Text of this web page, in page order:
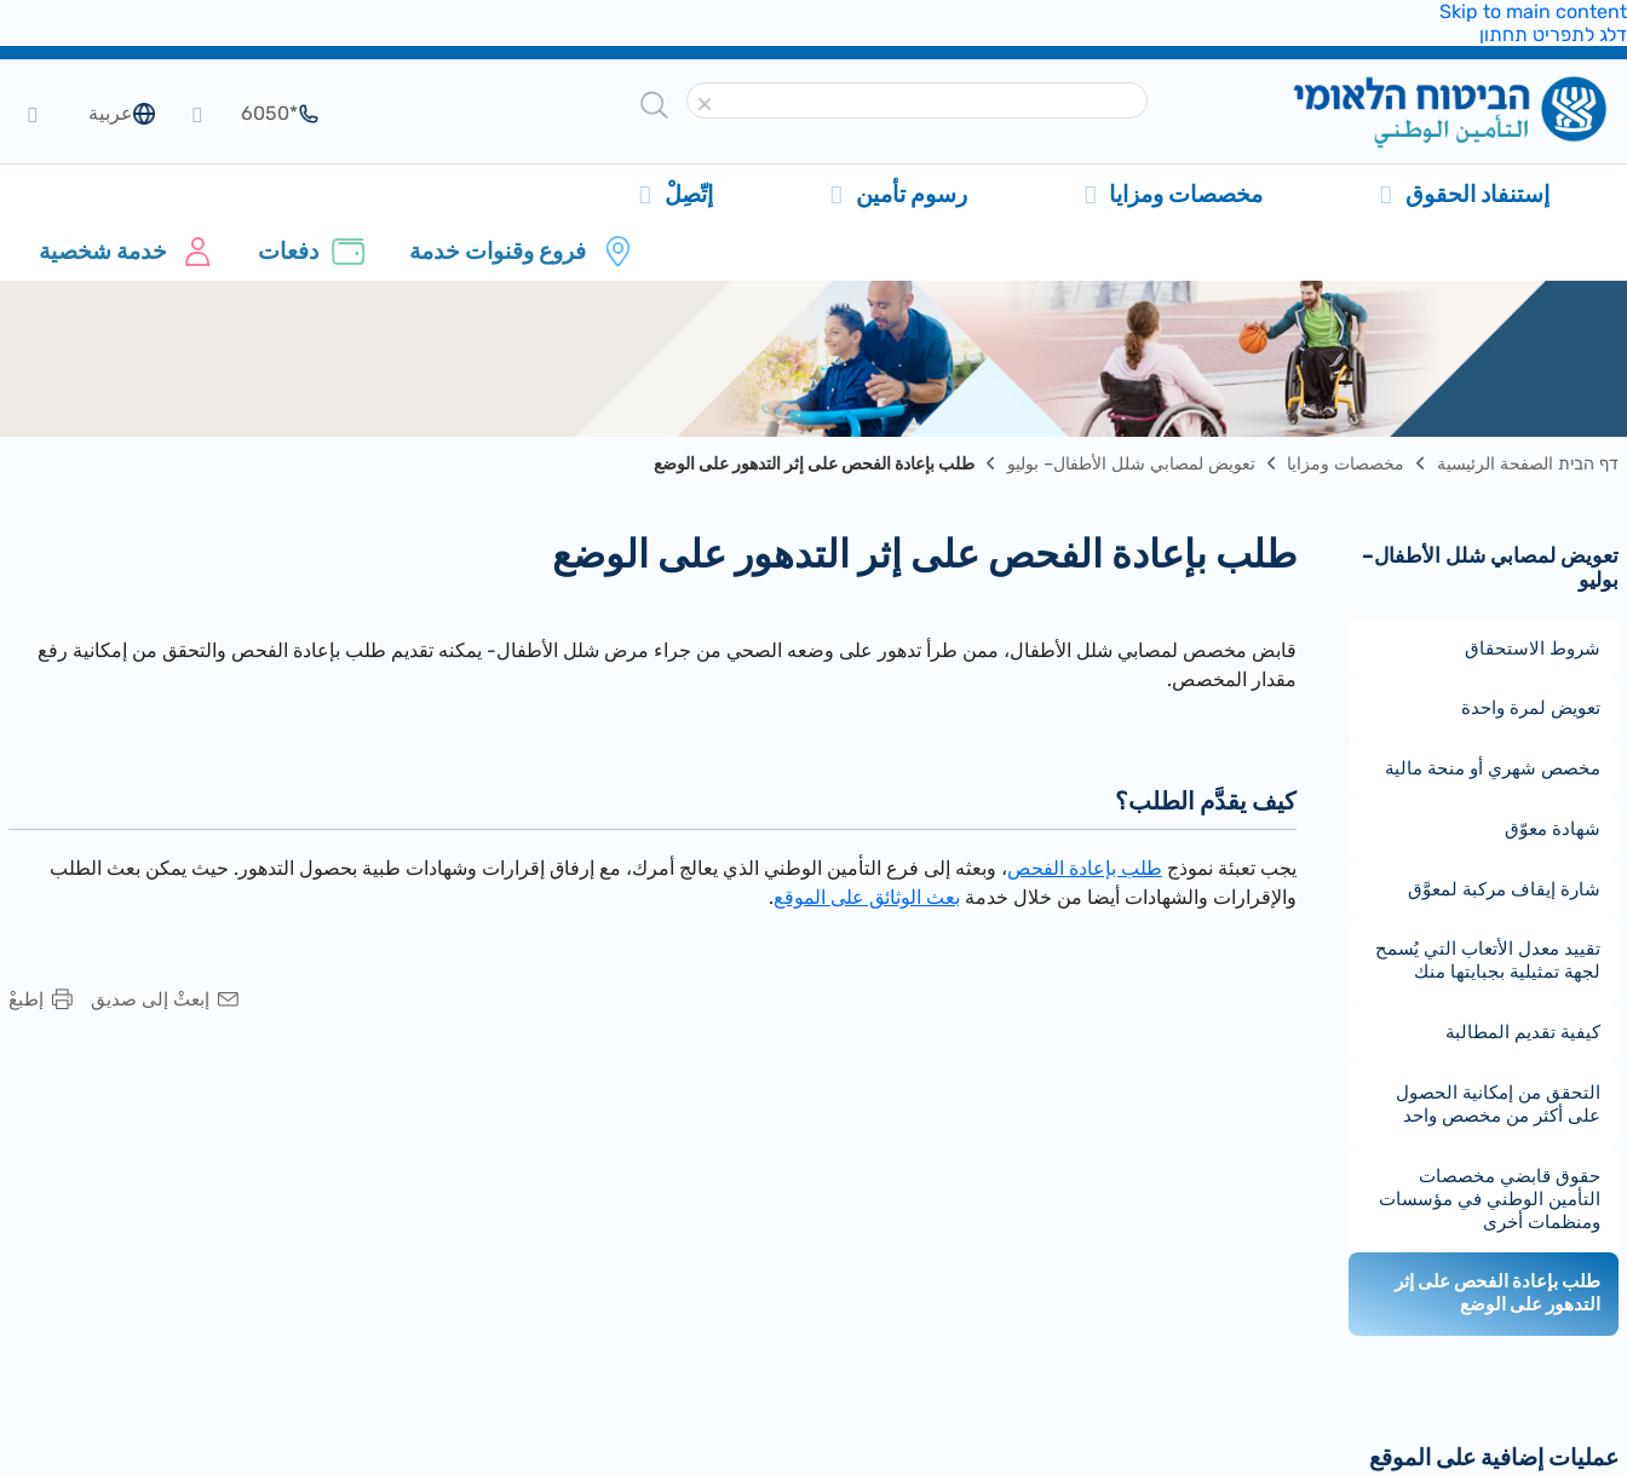
Skip to main content
דלג לתפריט תחתון
عربية *6050
إستنفاد الحقوق مخصصات ومزايا رسوم تأمين إتّصِلْ
فروع وقنوات خدمة دفعات خدمة شخصية
דף הבית الصفحة الرئيسية مخصصات ومزايا تعويض لمصابي شلل الأطفال– بوليو طلب بإعادة الفحص على إثر التدهور على الوضع
تعويض لمصابي شلل الأطفال–
بوليو
شروط الاستحقاق
تعويض لمرة واحدة
مخصص شهري أو منحة مالية
شهادة معوّق
شارة إيقاف مركبة لمعوَّق
تقييد معدل الأتعاب التي يُسمح
لجهة تمثيلية بجبايتها منك
كيفية تقديم المطالبة
التحقق من إمكانية الحصول
على أكثر من مخصص واحد
حقوق قابضي مخصصات
التأمين الوطني في مؤسسات
ومنظمات أخرى
طلب بإعادة الفحص على إثر
التدهور على الوضع
طلب بإعادة الفحص على إثر التدهور على الوضع
​قابض مخصص لمصابي شلل الأطفال، ممن طرأ تدهور على وضعه الصحي من جراء مرض شلل الأطفال- يمكنه تقديم طلب بإعادة الفحص والتحقق من إمكانية رفع
مقدار المخصص.
كيف يقدَّم الطلب؟
يجب تعبئة نموذج طلب بإعادة الفحص، وبعثه إلى فرع التأمين الوطني الذي يعالج أمرك، مع إرفاق إقرارات وشهادات طبية بحصول التدهور. حيث يمكن بعث الطلب
والإقرارات والشهادات أيضا من خلال خدمة بعث الوثائق على الموقع.
إطبعْ إبعثْ إلى صديق
عمليات إضافية على الموقع